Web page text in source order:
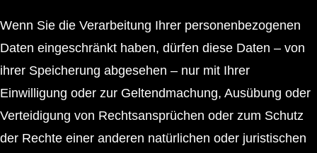
Wenn Sie die Verarbeitung Ihrer personenbezogenen
Daten eingeschränkt haben, dürfen diese Daten – von
ihrer Speicherung abgesehen – nur mit Ihrer
Einwilligung oder zur Geltendmachung, Ausübung oder
Verteidigung von Rechtsansprüchen oder zum Schutz
der Rechte einer anderen natürlichen oder juristischen